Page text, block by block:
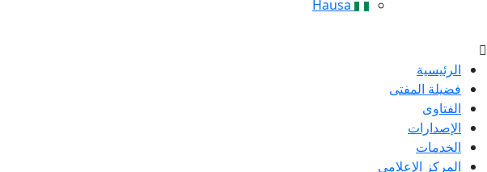
الرئيسية
فضيلة المفتى
الفتاوى
الإصدارات
الخدمات
المركز الإعلامى